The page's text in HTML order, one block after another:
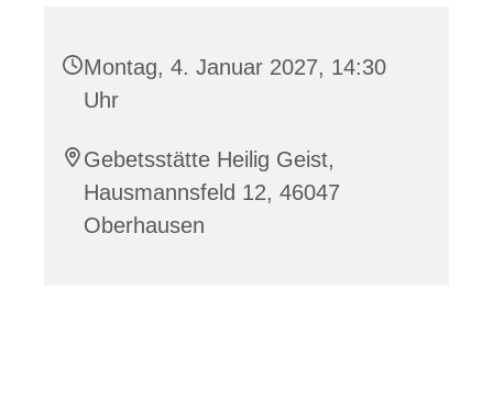
Montag, 4. Januar 2027, 14:30
Uhr
Gebetsstätte Heilig Geist,
Hausmannsfeld 12, 46047
Oberhausen